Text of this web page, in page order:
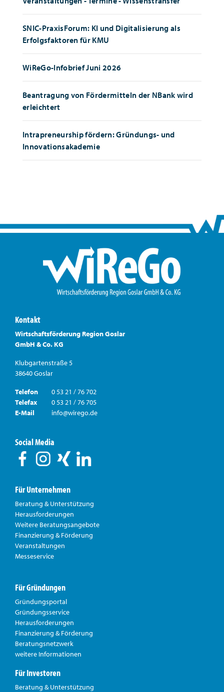
SNIC-PraxisForum: KI und Digitalisierung als
Erfolgsfaktoren für KMU
WiReGo-Infobrief Juni 2026
Beantragung von Fördermitteln der NBank wird
erleichtert
Intrapreneurship fördern: Gründungs- und
Innovationsakademie
Kontakt
Wirtschaftsförderung Region Goslar
GmbH & Co. KG
Klubgartenstraße 5
38640 Goslar
Telefon
0 53 21 / 76 702
Telefax
0 53 21 / 76 705
E-Mail
info@wirego.de
Social Media
Für Unternehmen
Beratung & Unterstützung
Herausforderungen
Weitere Beratungsangebote
Finanzierung & Förderung
Veranstaltungen
Messeservice
Für Gründungen
Gründungsportal
Gründungsservice
Herausforderungen
Finanzierung & Förderung
Beratungsnetzwerk
weitere Informationen
Für Investoren
Beratung & Unterstützung